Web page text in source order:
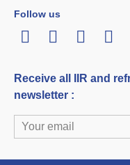
Follow us
LinkedInTwitter
Receive all IIR and
newsletter :